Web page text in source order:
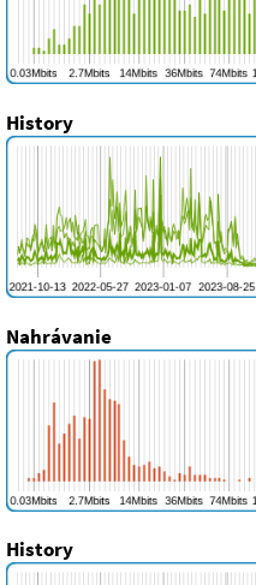
History
Nahrávanie
History